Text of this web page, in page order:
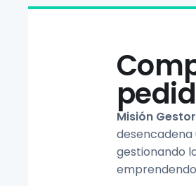
Misión
desencadena
gestionando